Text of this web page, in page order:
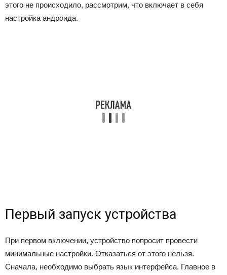
этого не происходило, рассмотрим, что включает в себя
настройка андроида.
Первый запуск устройства
При первом включении, устройство попросит провести
минимальные настройки. Отказаться от этого нельзя.
Сначала, необходимо выбрать язык интерфейса. Главное в